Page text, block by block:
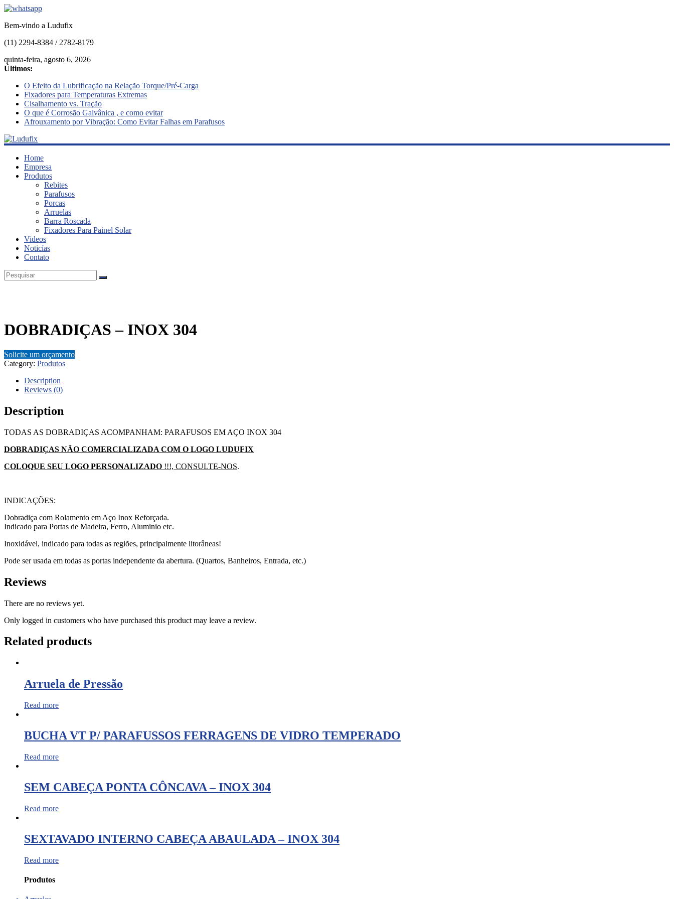
Bem-vindo a Ludufix
(11) 2294-8384 / 2782-8179
quinta-feira, agosto 6, 2026
Últimos:
O Efeito da Lubrificação na Relação Torque/Pré-Carga
Fixadores para Temperaturas Extremas
Cisalhamento vs. Tração
O que é Corrosão Galvânica , e como evitar
Afrouxamento por Vibração: Como Evitar Falhas em Parafusos
Ludufix
Fixadores
Home
Empresa
Produtos
Rebites
Parafusos
Porcas
Arruelas
Barra Roscada
Fixadores Para Painel Solar
Videos
Noticías
Contato
DOBRADIÇAS – INOX 304
Solicite um orçamento
Category: Produtos
Description
Reviews (0)
Description
TODAS AS DOBRADIÇAS ACOMPANHAM: PARAFUSOS EM AÇO INOX 304
DOBRADIÇAS NÃO COMERCIALIZADA COM O LOGO LUDUFIX
COLOQUE SEU LOGO PERSONALIZADO !!!, CONSULTE-NOS.
INDICAÇÕES:
Dobradiça com Rolamento em Aço Inox Reforçada.
Indicado para Portas de Madeira, Ferro, Aluminio etc.
Inoxidável, indicado para todas as regiões, principalmente litorâneas!
Pode ser usada em todas as portas independente da abertura. (Quartos, Banheiros, Entrada, etc.)
Reviews
There are no reviews yet.
Only logged in customers who have purchased this product may leave a review.
Related products
Arruela de Pressão
Read more
BUCHA VT P/ PARAFUSSOS FERRAGENS DE VIDRO TEMPERADO
Read more
SEM CABEÇA PONTA CÔNCAVA – INOX 304
Read more
SEXTAVADO INTERNO CABEÇA ABAULADA – INOX 304
Read more
Produtos